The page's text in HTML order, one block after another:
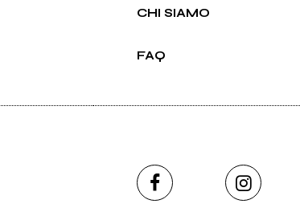
CHI SIAMO
FAQ